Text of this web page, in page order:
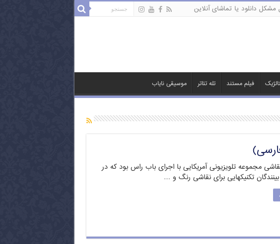
دانلود یا تماشای آنلاین
فیلم مستند تله تئاتر موسیقی نایاب
مجموعه تلویزیونی آمریکایی با اجرای باب راس بود که در
تکنیکهایی برای نقاشی رنگ و …